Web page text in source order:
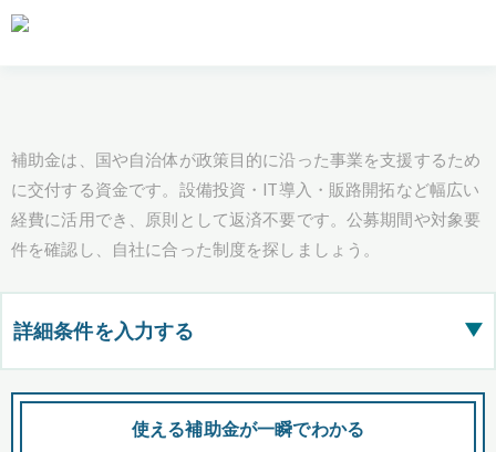
補助金は、国や自治体が政策目的に沿った事業を支援するため
に交付する資金です。設備投資・IT導入・販路開拓など幅広い
経費に活用でき、原則として返済不要です。公募期間や対象要
件を確認し、自社に合った制度を探しましょう。
詳細条件を入力する ▶
都道府県
使える補助金が一瞬でわかる